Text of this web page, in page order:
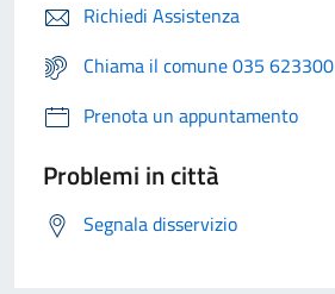
Richiedi Assistenza
Chiama il comune 035 623300
Prenota un appuntamento
Problemi in città
Segnala disservizio